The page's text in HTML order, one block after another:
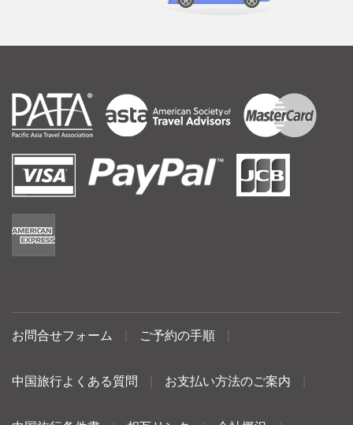
お問合せフォーム ご予約の手順
中国旅行よくある質問 お支払い方法のご案内